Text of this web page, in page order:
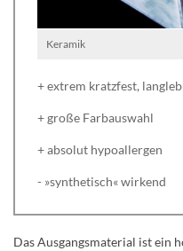
Keramik
+ extrem kratzfest,
+ große Farbauswahl
+ absolut hypoallergen
- »synthetisch« wirkend
Das Ausgangsmaterial ist ein